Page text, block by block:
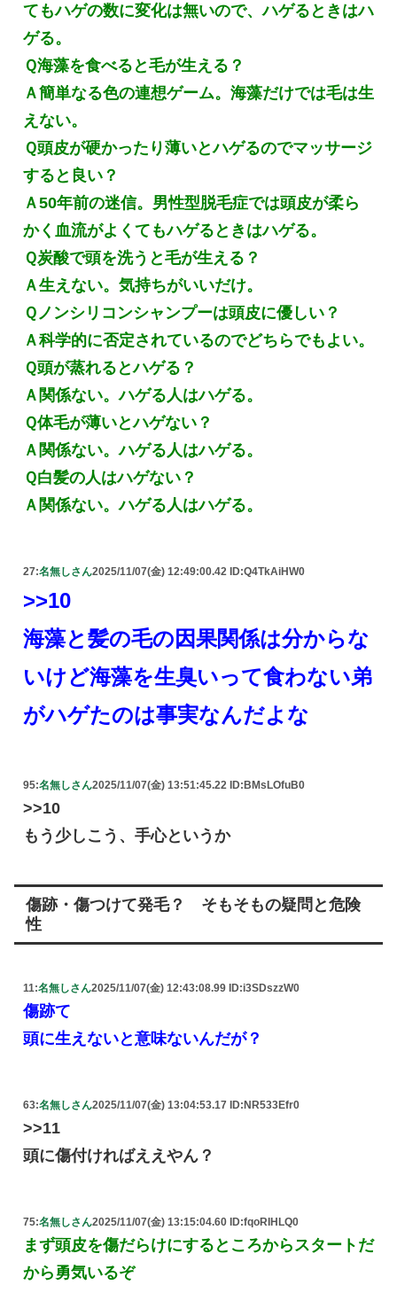
てもハゲの数に変化は無いので、ハゲるときはハ
ゲる。
Ｑ海藻を食べると毛が生える？
Ａ簡単なる色の連想ゲーム。海藻だけでは毛は生
えない。
Ｑ頭皮が硬かったり薄いとハゲるのでマッサージ
すると良い？
Ａ50年前の迷信。男性型脱毛症では頭皮が柔ら
かく血流がよくてもハゲるときはハゲる。
Ｑ炭酸で頭を洗うと毛が生える？
Ａ生えない。気持ちがいいだけ。
Ｑノンシリコンシャンプーは頭皮に優しい？
Ａ科学的に否定されているのでどちらでもよい。
Ｑ頭が蒸れるとハゲる？
Ａ関係ない。ハゲる人はハゲる。
Ｑ体毛が薄いとハゲない？
Ａ関係ない。ハゲる人はハゲる。
Ｑ白髪の人はハゲない？
Ａ関係ない。ハゲる人はハゲる。
27:名無しさん2025/11/07(金) 12:49:00.42 ID:Q4TkAiHW0
>>10
海藻と髪の毛の因果関係は分からな
いけど海藻を生臭いって食わない弟
がハゲたのは事実なんだよな
95:名無しさん2025/11/07(金) 13:51:45.22 ID:BMsLOfuB0
>>10
もう少しこう、手心というか
傷跡・傷つけて発毛？ そもそもの疑問と危険
性
11:名無しさん2025/11/07(金) 12:43:08.99 ID:i3SDszzW0
傷跡て
頭に生えないと意味ないんだが？
63:名無しさん2025/11/07(金) 13:04:53.17 ID:NR533Efr0
>>11
頭に傷付ければええやん？
75:名無しさん2025/11/07(金) 13:15:04.60 ID:fqoRIHLQ0
まず頭皮を傷だらけにするところからスタートだ
から勇気いるぞ